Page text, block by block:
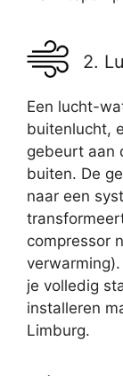
2.
Een lucht-
buitenlucht,
gebeurt aan
buiten. De
naar een
compressor
je volledig
installeren
Limburg.